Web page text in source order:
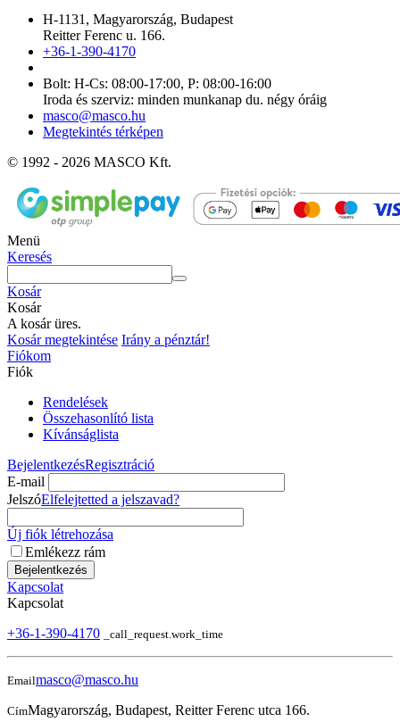
H-1131, Magyarország, Budapest
Reitter Ferenc u. 166.
+36-1-390-4170
Bolt: H-Cs: 08:00-17:00, P: 08:00-16:00
Iroda és szerviz: minden munkanap du. négy óráig
masco@masco.hu
Megtekintés térképen
© 1992 - 2026 MASCO Kft.
Menü
Keresés
Kosár
Kosár
A kosár üres.
Kosár megtekintése Irány a pénztár!
Fiókom
Fiók
Rendelések
Összehasonlító lista
Kívánságlista
BejelentkezésRegisztráció
E-mail
JelszóElfelejtetted a jelszavad?
Új fiók létrehozása
Emlékezz rám
Bejelentkezés
Kapcsolat
Kapcsolat
+36-1-390-4170
_call_request.work_time
Emailmasco@masco.hu
CímMagyarország, Budapest, Reitter Ferenc utca 166.